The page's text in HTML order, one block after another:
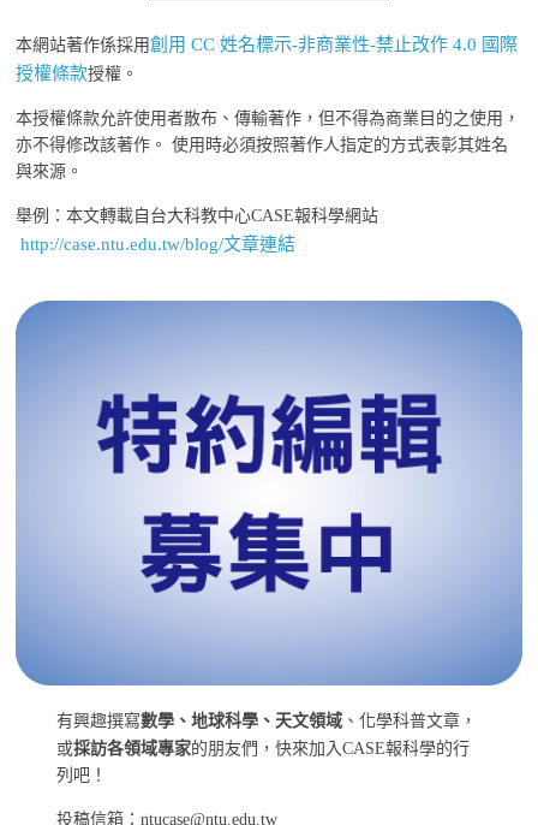
本網站著作係採用創用 CC 姓名標示-非商業性-禁止改作 4.0 國際
授權條款授權。
本授權條款允許使用者散布、傳輸著作，但不得為商業目的之使用，
亦不得修改該著作。 使用時必須按照著作人指定的方式表彰其姓名
與來源。
舉例：本文轉載自台大科教中心CASE報科學網站
http://case.ntu.edu.tw/blog/文章連結
有興趣撰寫數學、地球科學、天文領域 、化學科普文章，
或採訪各領域專家的朋友們，快來加入CASE報科學的行
列吧！
投稿信箱：ntucase@ntu.edu.tw